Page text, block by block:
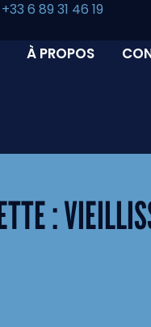
+33 6 89 31 46 19
À PROPOS
: